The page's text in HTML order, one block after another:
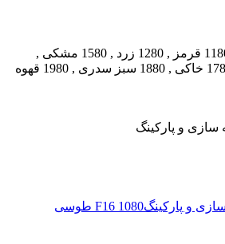
قرمز , 1280 زرد , 1580 مشکی
,
خاکی , 1880 سبز سدری ,
1980 قهوه
سازی و پارکینگ